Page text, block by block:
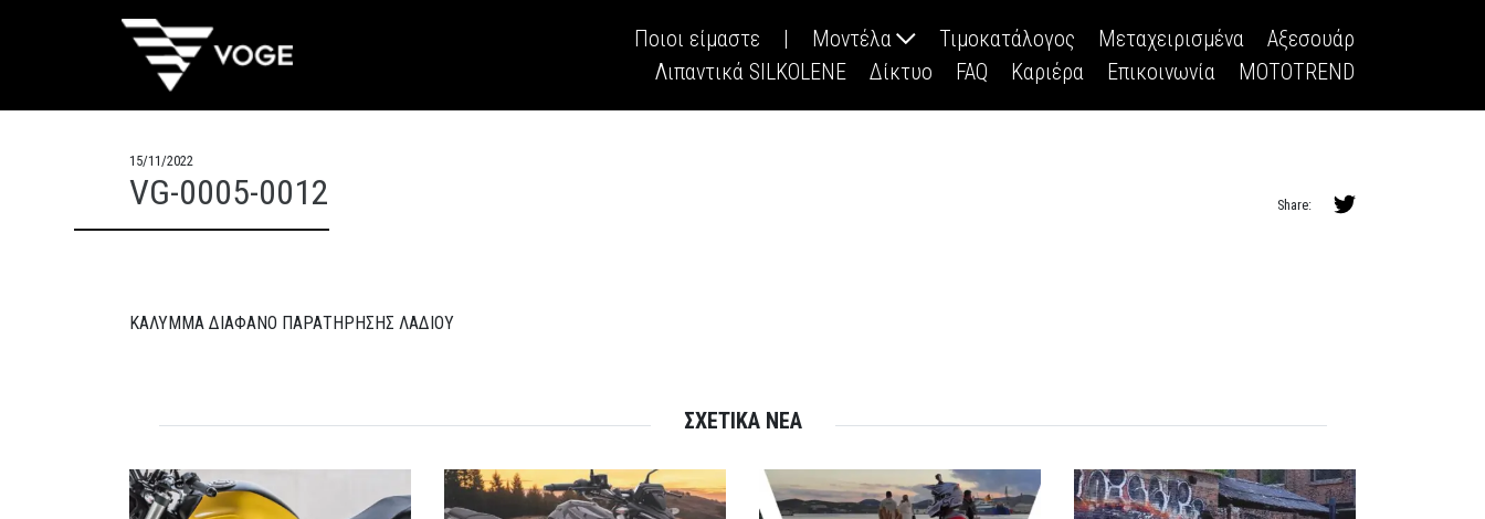
Ποιοι είμαστε | Μοντέλα Τιμοκατάλογος Μεταχειρισμένα
Αξεσουάρ
Λιπαντικά SILKOLENE
Δίκτυο FAQ Καριέρα Επικοινωνία MOTOTREND
15/11/2022
VG-0005-0012 Share:
ΚΑΛΥΜΜΑ ΔΙΑΦΑΝΟ ΠΑΡΑΤΗΡΗΣΗΣ ΛΑΔΙΟΥ
ΣΧΕΤΙΚΑ ΝΕΑ